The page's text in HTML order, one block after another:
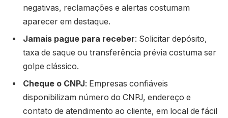
negativas, reclamações e alertas costumam
aparecer em destaque.
Jamais pague para receber: Solicitar depósito,
taxa de saque ou transferência prévia costuma ser
golpe clássico.
Cheque o CNPJ: Empresas confiáveis
disponibilizam número do CNPJ, endereço e
contato de atendimento ao cliente, em local de fácil